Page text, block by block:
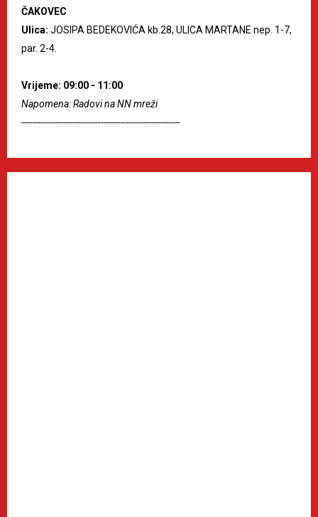
ČAKOVEC
Ulica: JOSIPA BEDEKOVIĆA kb.28, ULICA MARTANE nep. 1-7,
par. 2-4.
Vrijeme: 09:00 - 11:00
Napomena: Radovi na NN mreži
--------------------------------------------------------